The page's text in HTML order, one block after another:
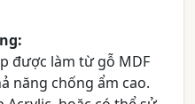
được làm từ gỗ MDF
năng chống ẩm cao.